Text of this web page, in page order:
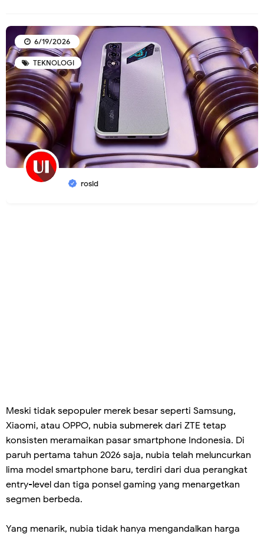
TEKNOLOGI
rosid
6/19/2026
Meski tidak sepopuler merek besar seperti Samsung,
Xiaomi, atau OPPO, nubia submerek dari ZTE tetap
konsisten meramaikan pasar smartphone Indonesia. Di
paruh pertama tahun 2026 saja, nubia telah meluncurkan
lima model smartphone baru, terdiri dari dua perangkat
entry-level dan tiga ponsel gaming yang menargetkan
segmen berbeda.
Yang menarik, nubia tidak hanya mengandalkan harga